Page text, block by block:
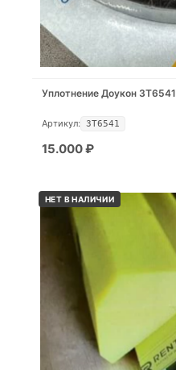
Уплотнение Доукон 3T6541
Артикул: 3T6541
15.000₽
НЕТ В НАЛИЧИИ